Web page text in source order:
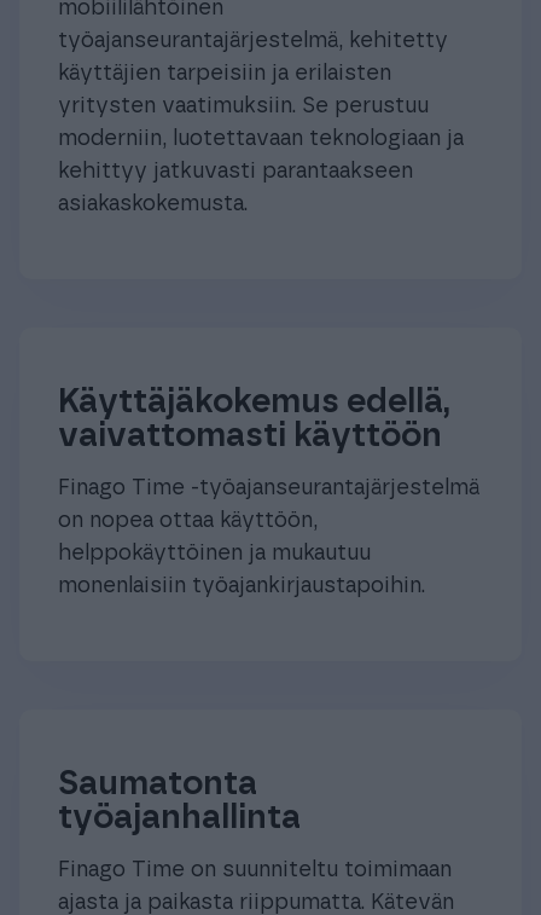
mobiililähtöinen
työajanseurantajärjestelmä, kehitetty
käyttäjien tarpeisiin ja erilaisten
yritysten vaatimuksiin. Se perustuu
moderniin, luotettavaan teknologiaan ja
kehittyy jatkuvasti parantaakseen
asiakaskokemusta.
Käyttäjäkokemus edellä,
vaivattomasti käyttöön
Finago Time -työajanseurantajärjestelmä
on nopea ottaa käyttöön,
helppokäyttöinen ja mukautuu
monenlaisiin työajankirjaustapoihin.
Saumatonta
työajanhallinta
Finago Time on suunniteltu toimimaan
ajasta ja paikasta riippumatta. Kätevän